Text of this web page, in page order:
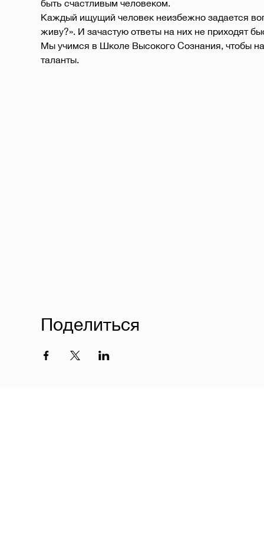
Каждый ищущий человек неизбежно задается
Мы учимся в Школе Высокого Сознания, чтобы
таланты.
Поделиться